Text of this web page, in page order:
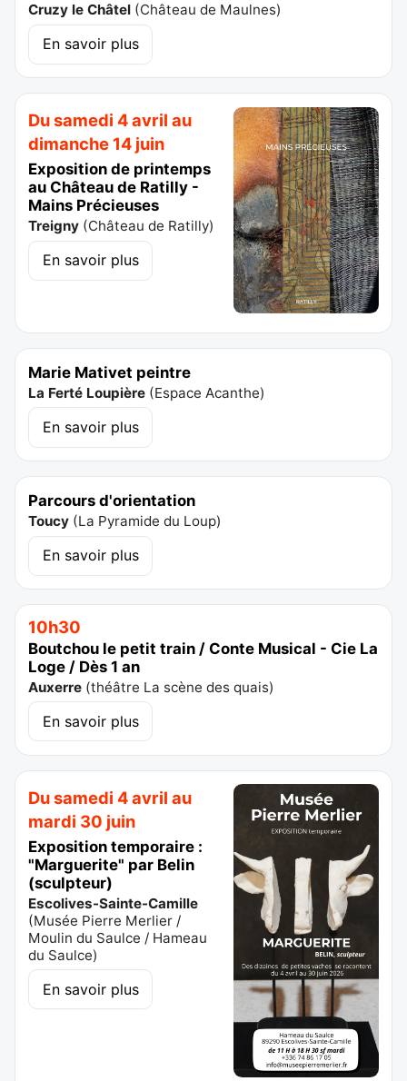
Cruzy le Châtel (Château de Maulnes)
En savoir plus
Du samedi 4 avril au
dimanche 14 juin
Exposition de printemps
au Château de Ratilly -
Mains Précieuses
Treigny (Château de Ratilly)
En savoir plus
Marie Mativet peintre
La Ferté Loupière (Espace Acanthe)
En savoir plus
Parcours d'orientation
Toucy (La Pyramide du Loup)
En savoir plus
10h30
Boutchou le petit train / Conte Musical - Cie La
Loge / Dès 1 an
Auxerre (théâtre La scène des quais)
En savoir plus
Du samedi 4 avril au
mardi 30 juin
Exposition temporaire :
"Marguerite" par Belin
(sculpteur)
Escolives-Sainte-Camille
(Musée Pierre Merlier /
Moulin du Saulce / Hameau
du Saulce)
En savoir plus